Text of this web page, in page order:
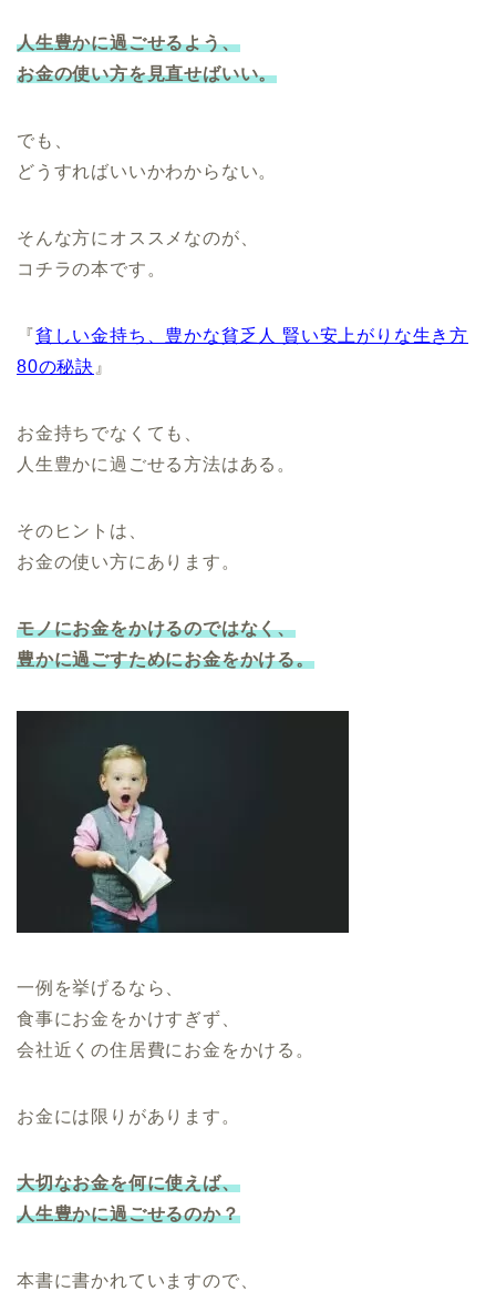
人生豊かに過ごせるよう、
お金の使い方を見直せばいい。
でも、
どうすればいいかわからない。
そんな方にオススメなのが、
コチラの本です。
『貧しい金持ち、豊かな貧乏人 賢い安上がりな生き方
80の秘訣 』
お金持ちでなくても、
人生豊かに過ごせる方法はある。
そのヒントは、
お金の使い方にあります。
モノにお金をかけるのではなく、
豊かに過ごすためにお金をかける。
一例を挙げるなら、
食事にお金をかけすぎず、
会社近くの住居費にお金をかける。
お金には限りがあります。
大切なお金を何に使えば、
人生豊かに過ごせるのか？
本書に書かれていますので、